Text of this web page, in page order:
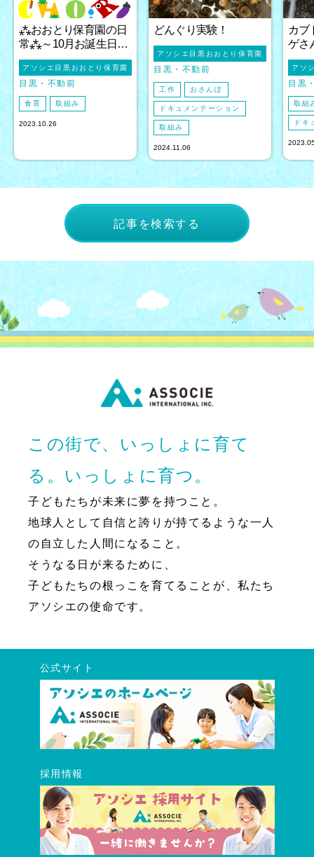
⁂おおとり保育園の日
常⁂～10月お誕生日…
アソシエ目黒おおとり保育園
目黒 不動前
食育 取組み
2023.10.26
どんぐり実験！
アソシエ目黒おおとり保育園
目黒 不動前
工作 おさんぽ
ドキュメンテーション
取組み
2024.11.06
カブ
ゲさ
アソ
目黒
取組
ドキ
記事を検索する
この街で、いっしょに育て
る。いっしょに育つ。
子どもたちが未来に夢を持つこと。
地球人として自信と誇りが持てるような一人
の自立した人間になること。
そうなる日が来るために、
子どもたちの根っこを育てることが、私たち
アソシエの使命です。
公式サイト
採用情報